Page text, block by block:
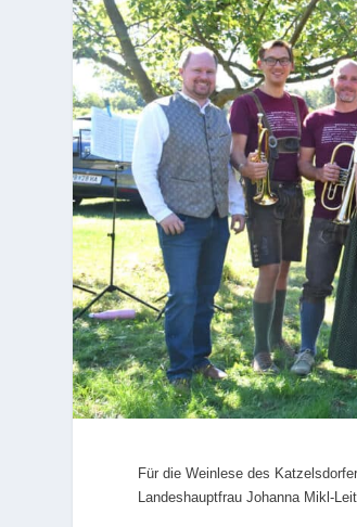
Für die Weinlese des
Landeshauptfrau Johanna Mikl-